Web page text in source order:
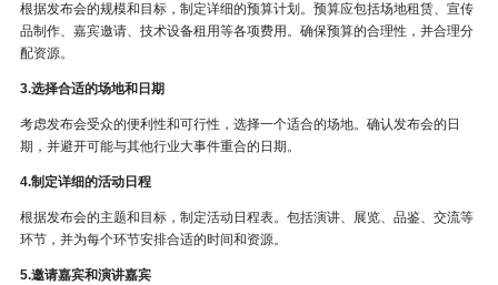
根据发布会的规模和目标，制定详细的预算计划。预算应包括场地租赁、宣传
品制作、嘉宾邀请、技术设备租用等各项费用。确保预算的合理性，并合理分
配资源。
3.选择合适的场地和日期
考虑发布会受众的便利性和可行性，选择一个适合的场地。确认发布会的日
期，并避开可能与其他行业大事件重合的日期。
4.制定详细的活动日程
根据发布会的主题和目标，制定活动日程表。包括演讲、展览、品鉴、交流等
环节，并为每个环节安排合适的时间和资源。
5.邀请嘉宾和演讲嘉宾